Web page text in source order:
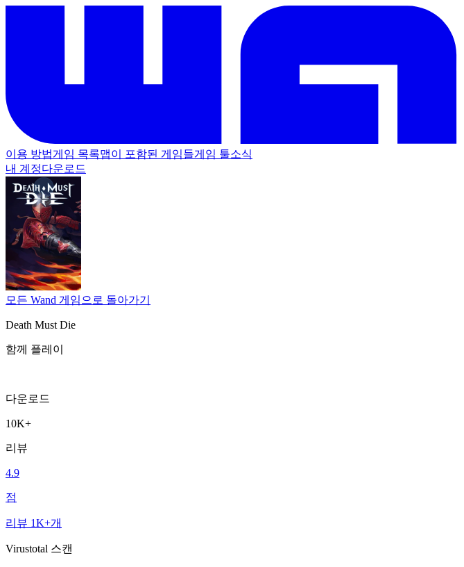
이용 방법게임 목록맵이 포함된 게임들게임 툴소식
내 계정다운로드
모든 Wand 게임으로 돌아가기
Death Must Die
함께 플레이
다운로드
10K+
리뷰
4.9
점
리뷰 1K+개
Virustotal 스캔